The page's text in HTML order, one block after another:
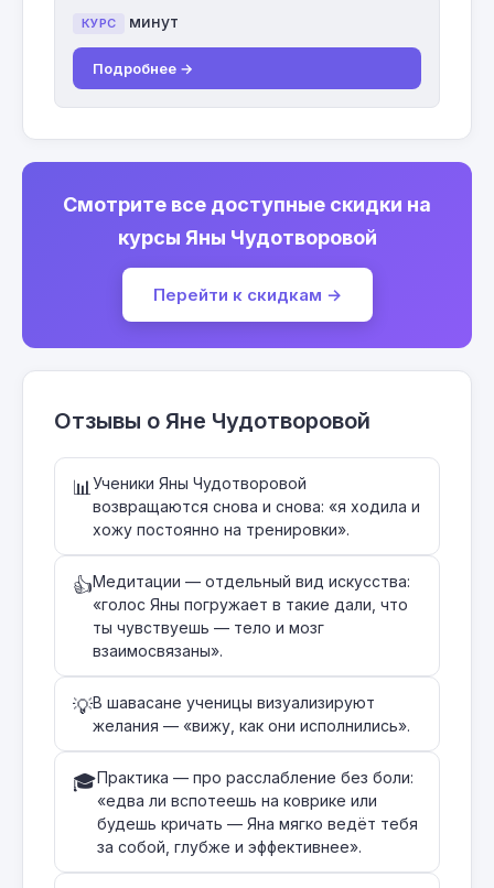
КУРС минут
Подробнее →
Смотрите все доступные скидки на
курсы Яны Чудотворовой
Перейти к скидкам →
Отзывы о Яне Чудотворовой
📊 Ученики Яны Чудотворовой
возвращаются снова и снова: «я ходила и
хожу постоянно на тренировки».
👍Медитации — отдельный вид искусства:
«голос Яны погружает в такие дали, что
ты чувствуешь — тело и мозг
взаимосвязаны».
💡В шавасане ученицы визуализируют
желания — «вижу, как они исполнились».
🎓Практика — про расслабление без боли:
«едва ли вспотеешь на коврике или
будешь кричать — Яна мягко ведёт тебя
за собой, глубже и эффективнее».